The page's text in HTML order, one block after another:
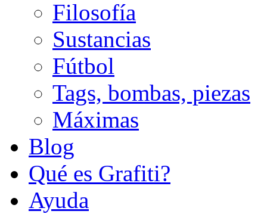
Filosofía
Sustancias
Fútbol
Tags, bombas, piezas
Máximas
Blog
Qué es Grafiti?
Ayuda